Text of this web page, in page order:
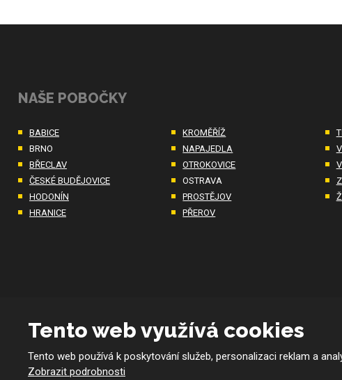
NAŠE POBOČKY
BABICE
BRNO
BŘECLAV
ČESKÉ BUDĚJOVICE
HODONÍN
HRANICE
KROMĚŘÍŽ
NAPAJEDLA
OTROKOVICE
OSTRAVA
PROSTĚJOV
PŘEROV
© 2026 BMKco. s.r.o. - všechna práva vyhrazena
Tento web využívá cookies
Tento web používá k poskytování služeb, personalizaci reklam a
Zobrazit podrobnosti